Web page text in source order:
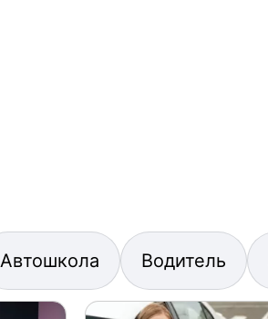
Автошкола Водитель